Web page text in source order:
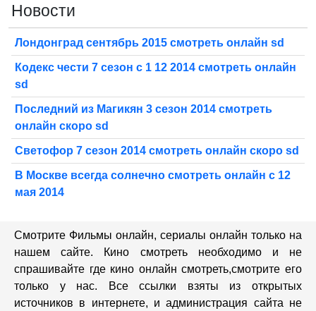
Новости
Лондонград сентябрь 2015 смотреть онлайн sd
Кодекс чести 7 сезон с 1 12 2014 смотреть онлайн
sd
Последний из Магикян 3 сезон 2014 смотреть
онлайн скоро sd
Светофор 7 сезон 2014 смотреть онлайн скоро sd
В Москве всегда солнечно смотреть онлайн с 12
мая 2014
Смотрите Фильмы онлайн, сериалы онлайн только на
нашем сайте. Кино смотреть необходимо и не
спрашивайте где кино онлайн смотреть,cмотрите его
только у нас. Все ссылки взяты из открытых
источников в интернете, и администрация сайта не